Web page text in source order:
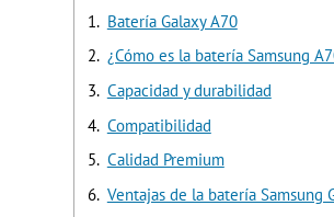
Batería Galaxy A70
¿Cómo es la batería Samsung
Capacidad y durabilidad
Compatibilidad
Calidad Premium
Ventajas de la batería Samsung